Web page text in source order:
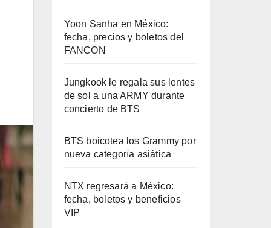
Yoon Sanha en México:
fecha, precios y boletos del
FANCON
Jungkook le regala sus lentes
de sol a una ARMY durante
concierto de BTS
BTS boicotea los Grammy por
nueva categoría asiática
NTX regresará a México:
fecha, boletos y beneficios
VIP